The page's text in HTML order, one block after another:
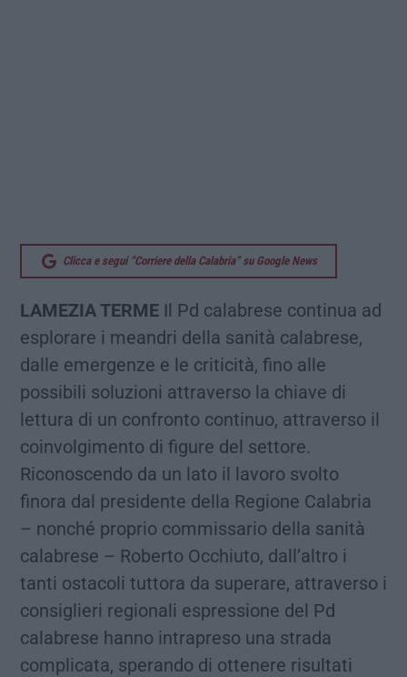
Clicca e segui “Corriere della Calabria” su Google News
LAMEZIA TERME Il Pd calabrese continua ad
esplorare i meandri della sanità calabrese,
dalle emergenze e le criticità, fino alle
possibili soluzioni attraverso la chiave di
lettura di un confronto continuo, attraverso il
coinvolgimento di figure del settore.
Riconoscendo da un lato il lavoro svolto
finora dal presidente della Regione Calabria
– nonché proprio commissario della sanità
calabrese – Roberto Occhiuto, dall’altro i
tanti ostacoli tuttora da superare, attraverso i
consiglieri regionali espressione del Pd
calabrese hanno intrapreso una strada
complicata, sperando di ottenere risultati